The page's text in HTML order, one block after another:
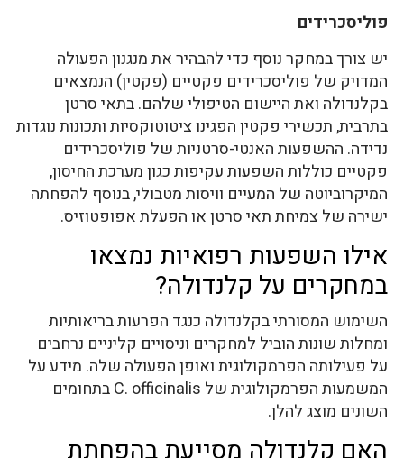
פוליסכרידים
יש צורך במחקר נוסף כדי להבהיר את מנגנון הפעולה
המדויק של פוליסכרידים פקטיים (פקטין) הנמצאים
בקלנדולה ואת היישום הטיפולי שלהם. בתאי סרטן
בתרבית, תכשירי פקטין הפגינו ציטוטוקסיות ותכונות נוגדות
נדידה. ההשפעות האנטי-סרטניות של פוליסכרידים
פקטיים כוללות השפעות עקיפות כגון מערכת החיסון,
המיקרוביוטה של ​​המעיים וויסות מטבולי, בנוסף להפחתה
ישירה של צמיחת תאי סרטן או הפעלת אפופטוזיס.
אילו השפעות רפואיות נמצאו
במחקרים על קלנדולה?
השימוש המסורתי בקלנדולה כנגד הפרעות בריאותיות
ומחלות שונות הוביל למחקרים וניסויים קליניים נרחבים
על פעילותה הפרמקולוגית ואופן הפעולה שלה. מידע על
המשמעות הפרמקולוגית של C. officinalis בתחומים
השונים מוצג להלן.